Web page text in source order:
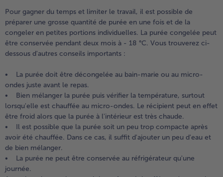
Pour gagner du temps et limiter le travail, il est possible de
préparer une grosse quantité de purée en une fois et de la
congeler en petites portions individuelles. La purée congelée peut
être conservée pendant deux mois à - 18 °C. Vous trouverez ci-
dessous d'autres conseils importants :
• La purée doit être décongelée au bain-marie ou au micro-
ondes juste avant le repas.
• Bien mélanger la purée puis vérifier la température, surtout
lorsqu'elle est chauffée au micro-ondes. Le récipient peut en effet
être froid alors que la purée à l'intérieur est très chaude.
• Il est possible que la purée soit un peu trop compacte après
avoir été chauffée. Dans ce cas, il suffit d'ajouter un peu d'eau et
de bien mélanger.
• La purée ne peut être conservée au réfrigérateur qu'une
journée.